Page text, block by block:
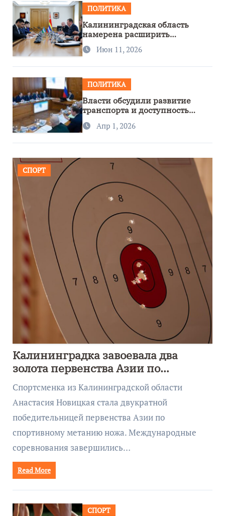
ПОЛИТИКА
Калининградская область
намерена расширить
сотрудничество с Узбекистаном
Июн 11, 2026
ПОЛИТИКА
Власти обсудили развитие
транспорта и доступность
региона
Апр 1, 2026
СПОРТ
Калининградка завоевала два
золота первенства Азии по
метанию ножа
Спортсменка из Калининградской области
Анастасия Новицкая стала двукратной
победительницей первенства Азии по
спортивному метанию ножа. Международные
соревнования завершились…
Read More
СПОРТ